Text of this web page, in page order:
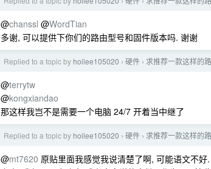
@chanssl @WordTian
多谢, 可以提供下你们的路由型号和固件版本吗. 谢谢
Replied to a topic by hoilee105020 › 硬件 › 求推荐一款这样的
@terrytw
@kongxiandao
那这样我岂不是需要一个电脑 24/7 开着当中继了
Replied to a topic by hoilee105020 › 硬件 › 求推荐一款这样的
@mt7620 原贴里面我感觉我说清楚了啊, 可能语文不